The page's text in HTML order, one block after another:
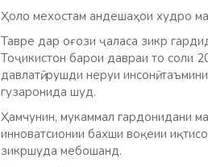
Ҳоло мехостам андешаҳои худро
Тавре дар оғози ҷаласа зикр
Тоҷикистон барои давраи то соли
давлатӣ, рушди неруи инсонӣ,
гузаронида шуд.
Ҳамчунин, мукаммал гардонидани
инноватсионии бахши воқеии
зикршуда мебошанд.